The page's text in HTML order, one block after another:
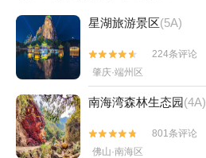
星湖旅游景区(5A)


224条评论
肇庆·端州区
南海湾森林生态园(4A)


801条评论
佛山·南海区